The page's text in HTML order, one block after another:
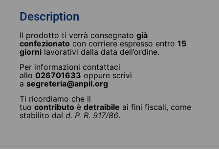
Description
Il prodotto ti verrà consegnato già
confezionato con corriere espresso entro 15
giorni lavorativi dalla data dell’ordine.
Per informazioni contattaci
allo 026701633 oppure scrivi
a segreteria@anpil.org
Ti ricordiamo che il
tuo contributo è detraibile ai fini fiscali, come
stabilito dal d. P. R. 917/86.